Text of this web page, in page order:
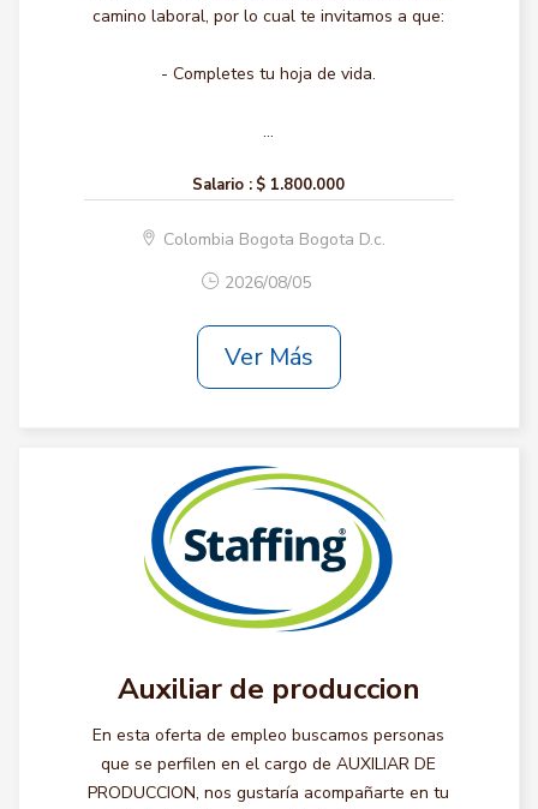
camino laboral, por lo cual te invitamos a que:
- Completes tu hoja de vida.
...
Salario : $ 1.800.000
Colombia Bogota Bogota D.c.
2026/08/05
Ver Más
Auxiliar de produccion
En esta oferta de empleo buscamos personas
que se perfilen en el cargo de AUXILIAR DE
PRODUCCION, nos gustaría acompañarte en tu